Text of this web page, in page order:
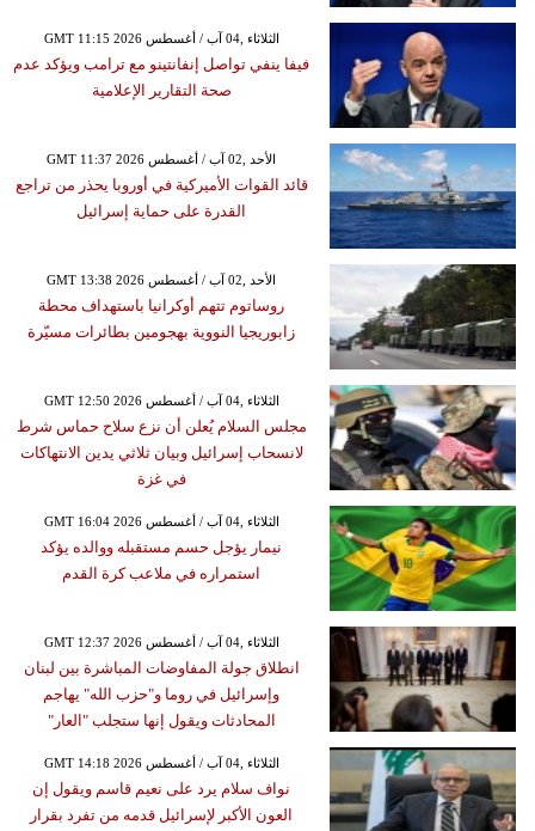
GMT 11:15 2026 الثلاثاء ,04 آب / أغسطس
فيفا ينفي تواصل إنفانتينو مع ترامب ويؤكد عدم
صحة التقارير الإعلامية
GMT 11:37 2026 الأحد ,02 آب / أغسطس
قائد القوات الأميركية في أوروبا يحذر من تراجع
القدرة على حماية إسرائيل
GMT 13:38 2026 الأحد ,02 آب / أغسطس
روساتوم تتهم أوكرانيا باستهداف محطة
زابوريجيا النووية بهجومين بطائرات مسيّرة
GMT 12:50 2026 الثلاثاء ,04 آب / أغسطس
مجلس السلام يُعلن أن نزع سلاح حماس شرط
لانسحاب إسرائيل وبيان ثلاثي يدين الانتهاكات
في غزة
GMT 16:04 2026 الثلاثاء ,04 آب / أغسطس
نيمار يؤجل حسم مستقبله ووالده يؤكد
استمراره في ملاعب كرة القدم
GMT 12:37 2026 الثلاثاء ,04 آب / أغسطس
انطلاق جولة المفاوضات المباشرة بين لبنان
وإسرائيل في روما و"حزب الله" يهاجم
المحادثات ويقول إنها ستجلب "العار"
GMT 14:18 2026 الثلاثاء ,04 آب / أغسطس
نواف سلام يرد على نعيم قاسم ويقول إن
العون الأكبر لإسرائيل قدمه من تفرد بقرار